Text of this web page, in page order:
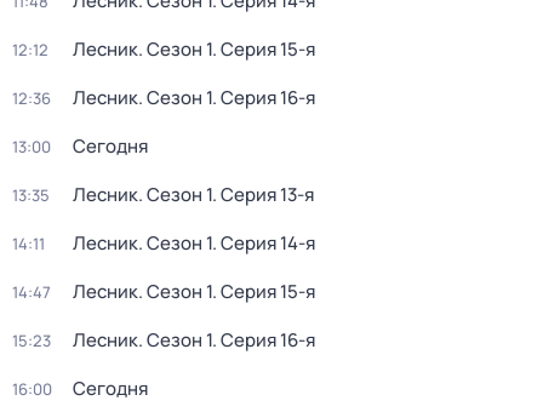
12:12 Лесник. Сезон 1. Серия 15-я
12:36 Лесник. Сезон 1. Серия 16-я
13:00 Сегодня
13:35 Лесник. Сезон 1. Серия 13-я
14:11 Лесник. Сезон 1. Серия 14-я
14:47 Лесник. Сезон 1. Серия 15-я
15:23 Лесник. Сезон 1. Серия 16-я
16:00 Сегодня